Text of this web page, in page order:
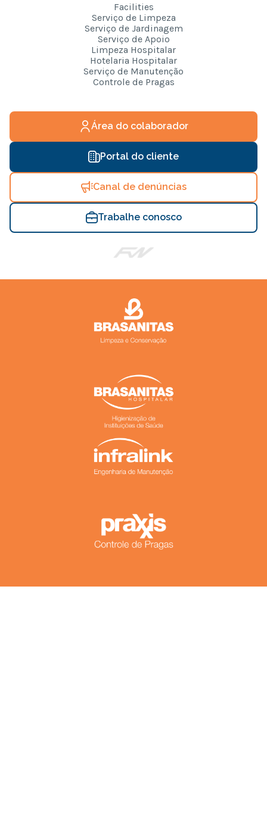
Facilities
Serviço de Limpeza
Serviço de Jardinagem
Serviço de Apoio
Limpeza Hospitalar
Hotelaria Hospitalar
Serviço de Manutenção
Controle de Pragas
Área do colaborador
Portal do cliente
Canal de denúncias
Trabalhe conosco